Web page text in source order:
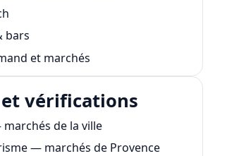
bars
et marchés
et vérifications
marchés de la ville
— marchés de Provence